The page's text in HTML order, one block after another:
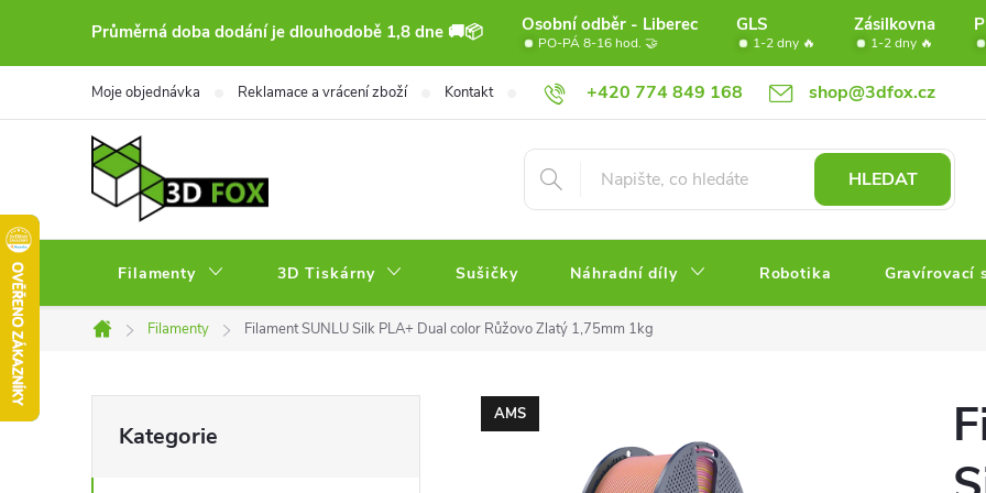
Průměrná doba dodání je dlouhodobě 1,8 dne 🚚📦 Osobní odběr - Liberec GLS Zásilkovna
PO-PÁ 8-16 hod. 🤝 1-2 dny 🔥 1-2 dny 🔥
+420 774 849 168 shop@3dfox.cz
Moje objednávka Reklamace a vrácení zboží Kontakt Doprava Věrnostní program FOX Partneři Obchodní
HLEDAT
Filamenty 3D Tiskárny Sušičky Náhradní díly Robotika Gravírovací
Domů
Filamenty Filament SUNLU Silk PLA+ Dual color Růžovo Zlatý 1,75mm 1kg
o
kategorie
Kategorie
AMS